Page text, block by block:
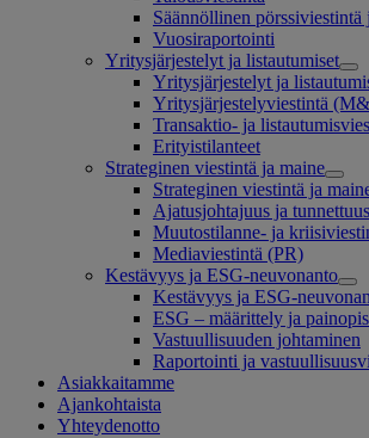
Säännöllinen pörssiviestintä
Vuosiraportointi
Yritysjärjestelyt ja listautumiset
Yritysjärjestelyt ja
Yritysjärjestelyviestintä
Transaktio- ja
Erityistilanteet
Strateginen viestintä ja maine
Strateginen viestintä ja
Ajatusjohtajuus ja tunnettuus
Muutostilanne- ja
Mediaviestintä (PR)
Kestävyys ja ESG-neuvonanto
Kestävyys ja ESG-
ESG – määrittely ja
Vastuullisuuden johtaminen
Raportointi ja
Asiakkaitamme
Ajankohtaista
Yhteydenotto